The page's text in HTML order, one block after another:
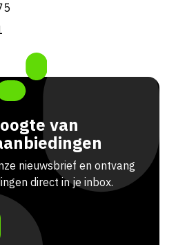
van
nieuwsbrief en ontvang
direct in je inbox.